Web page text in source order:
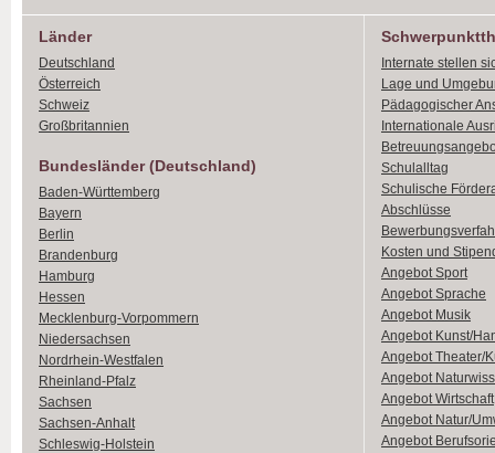
Länder
Deutschland
Österreich
Schweiz
Großbritannien
Bundesländer (Deutschland)
Baden-Württemberg
Bayern
Berlin
Brandenburg
Hamburg
Hessen
Mecklenburg-Vorpommern
Niedersachsen
Nordrhein-Westfalen
Rheinland-Pfalz
Sachsen
Sachsen-Anhalt
Schleswig-Holstein
Internate stellen
Lage und
Pädagogischer
Internationale
Schulalltag
Schulische
Abschlüsse
Kosten und
Angebot Sport
Angebot Sprache
Angebot Musik
Angebot Kunst/
Angebot Theater/
Angebot
Angebot Wirtschaft
Angebot Natur/
Angebot